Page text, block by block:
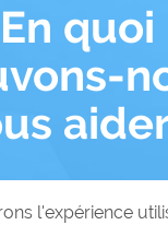
En quoi
l'expérience